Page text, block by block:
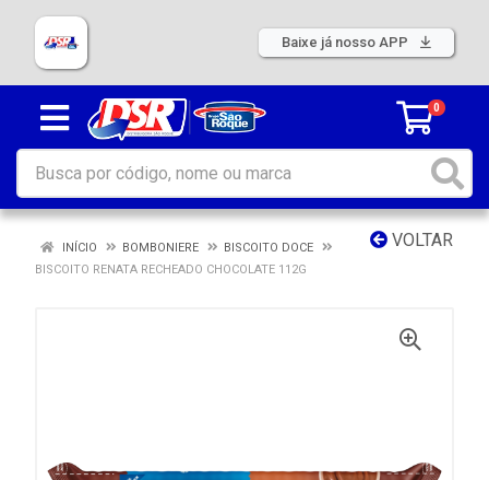
Baixe já nosso APP
0
VOLTAR
INÍCIO BOMBONIERE
BISCOITO DOCE
BISCOITO RENATA RECHEADO CHOCOLATE 112G